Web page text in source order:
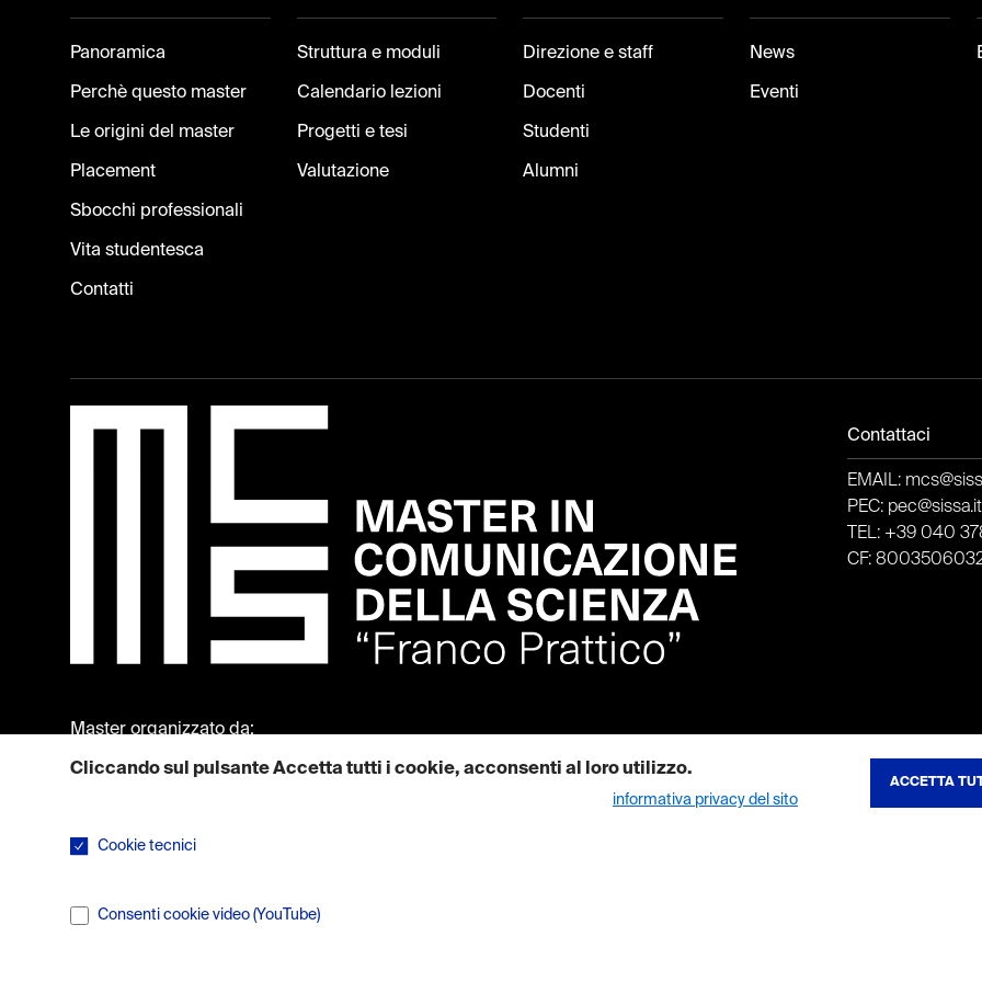
Panoramica
Perchè questo master
Le origini del master
Placement
Sbocchi professionali
Vita studentesca
Contatti
Struttura e moduli
Calendario lezioni
Progetti e tesi
Valutazione
Direzione e staff
Docenti
Studenti
Alumni
News
Eventi
Master organizzato da:
Contattaci
EMAIL:
PEC: pec@sissa.it
TEL: +39 040
CF:
Cliccando sul pulsante Accetta tutti i cookie, acconsenti al loro utilizzo.
informativa privacy del sito
Cookie tecnici
Consenti cookie video (YouTube)
ACCETTA